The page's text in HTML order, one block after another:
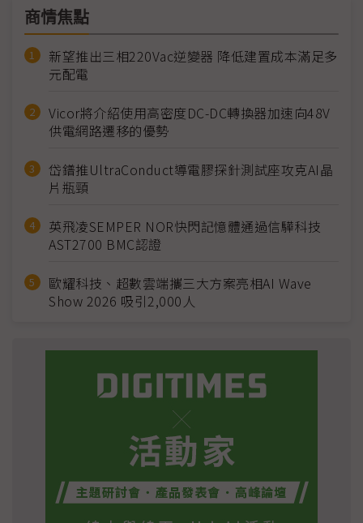
商情焦點
新望推出三相220Vac逆變器 降低建置成本滿足多
元配電
Vicor將介紹使用高密度DC-DC轉換器加速向48V
供電網路遷移的優勢
岱鐠推UltraConduct導電膠探針測試座攻克AI晶
片瓶頸
英飛凌SEMPER NOR快閃記憶體通過信驊科技
AST2700 BMC認證
歐耀科技、超數雲端攜三大方案亮相AI Wave
Show 2026 吸引2,000人